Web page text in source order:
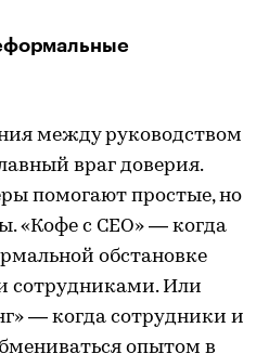
между руководством
враг доверия.
помогают простые, но
«Кофе с CEO» — когда
обстановке
сотрудниками. Или
— когда сотрудники и
опытом в